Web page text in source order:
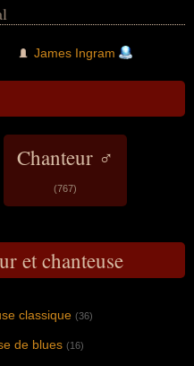
James Ingram
Chanteur ♂
(767)
et chanteuse
classique (36)
de blues (16)